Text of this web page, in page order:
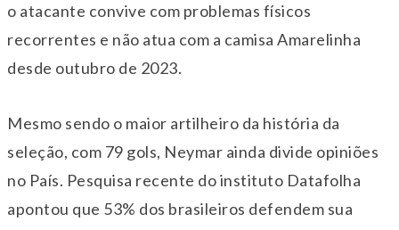
o atacante convive com problemas físicos
recorrentes e não atua com a camisa Amarelinha
desde outubro de 2023.
Mesmo sendo o maior artilheiro da história da
seleção, com 79 gols, Neymar ainda divide opiniões
no País. Pesquisa recente do instituto Datafolha
apontou que 53% dos brasileiros defendem sua